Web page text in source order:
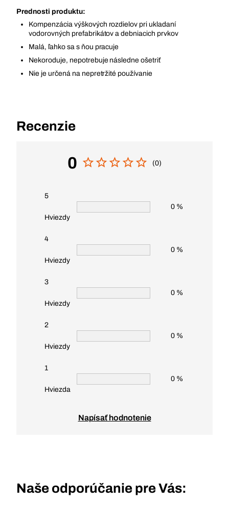
Prednosti produktu:
Kompenzácia výškových rozdielov pri ukladaní
vodorovných prefabrikátov a debniacich prvkov
Malá, ľahko sa s ňou pracuje
Nekoroduje, nepotrebuje následne ošetriť
Nie je určená na nepretržité používanie
Recenzie
0 (0)
5
Hviezdy
0 %
4
Hviezdy
0 %
3
Hviezdy
0 %
2
Hviezdy
0 %
1
Hviezda
0 %
Napísať hodnotenie
Naše odporúčanie pre Vás: